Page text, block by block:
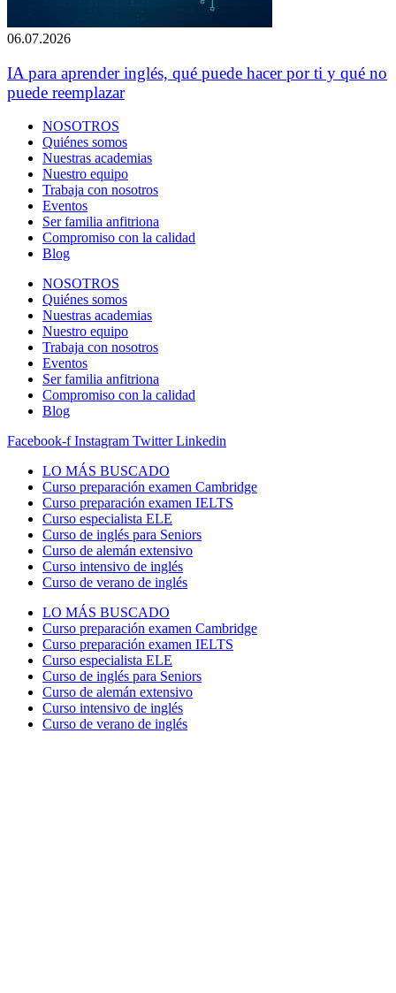
06.07.2026
IA para aprender inglés, qué puede hacer por ti y qué no
puede reemplazar
NOSOTROS
Quiénes somos
Nuestras academias
Nuestro equipo
Trabaja con nosotros
Eventos
Ser familia anfitriona
Compromiso con la calidad
Blog
NOSOTROS
Quiénes somos
Nuestras academias
Nuestro equipo
Trabaja con nosotros
Eventos
Ser familia anfitriona
Compromiso con la calidad
Blog
Facebook-f Instagram Twitter Linkedin
LO MÁS BUSCADO
Curso preparación examen Cambridge
Curso preparación examen IELTS
Curso especialista ELE
Curso de inglés para Seniors
Curso de alemán extensivo
Curso intensivo de inglés
Curso de verano de inglés
LO MÁS BUSCADO
Curso preparación examen Cambridge
Curso preparación examen IELTS
Curso especialista ELE
Curso de inglés para Seniors
Curso de alemán extensivo
Curso intensivo de inglés
Curso de verano de inglés